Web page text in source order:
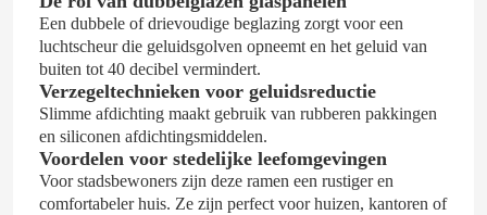
Een dubbele of drievoudige beglazing zorgt voor een
luchtscheur die geluidsgolven opneemt en het geluid van
buiten tot 40 decibel vermindert.
Verzegeltechnieken voor geluidsreductie
Slimme afdichting maakt gebruik van rubberen pakkingen
en siliconen afdichtingsmiddelen.
Voordelen voor stedelijke leefomgevingen
Voor stadsbewoners zijn deze ramen een rustiger en
comfortabeler huis. Ze zijn perfect voor huizen, kantoren of